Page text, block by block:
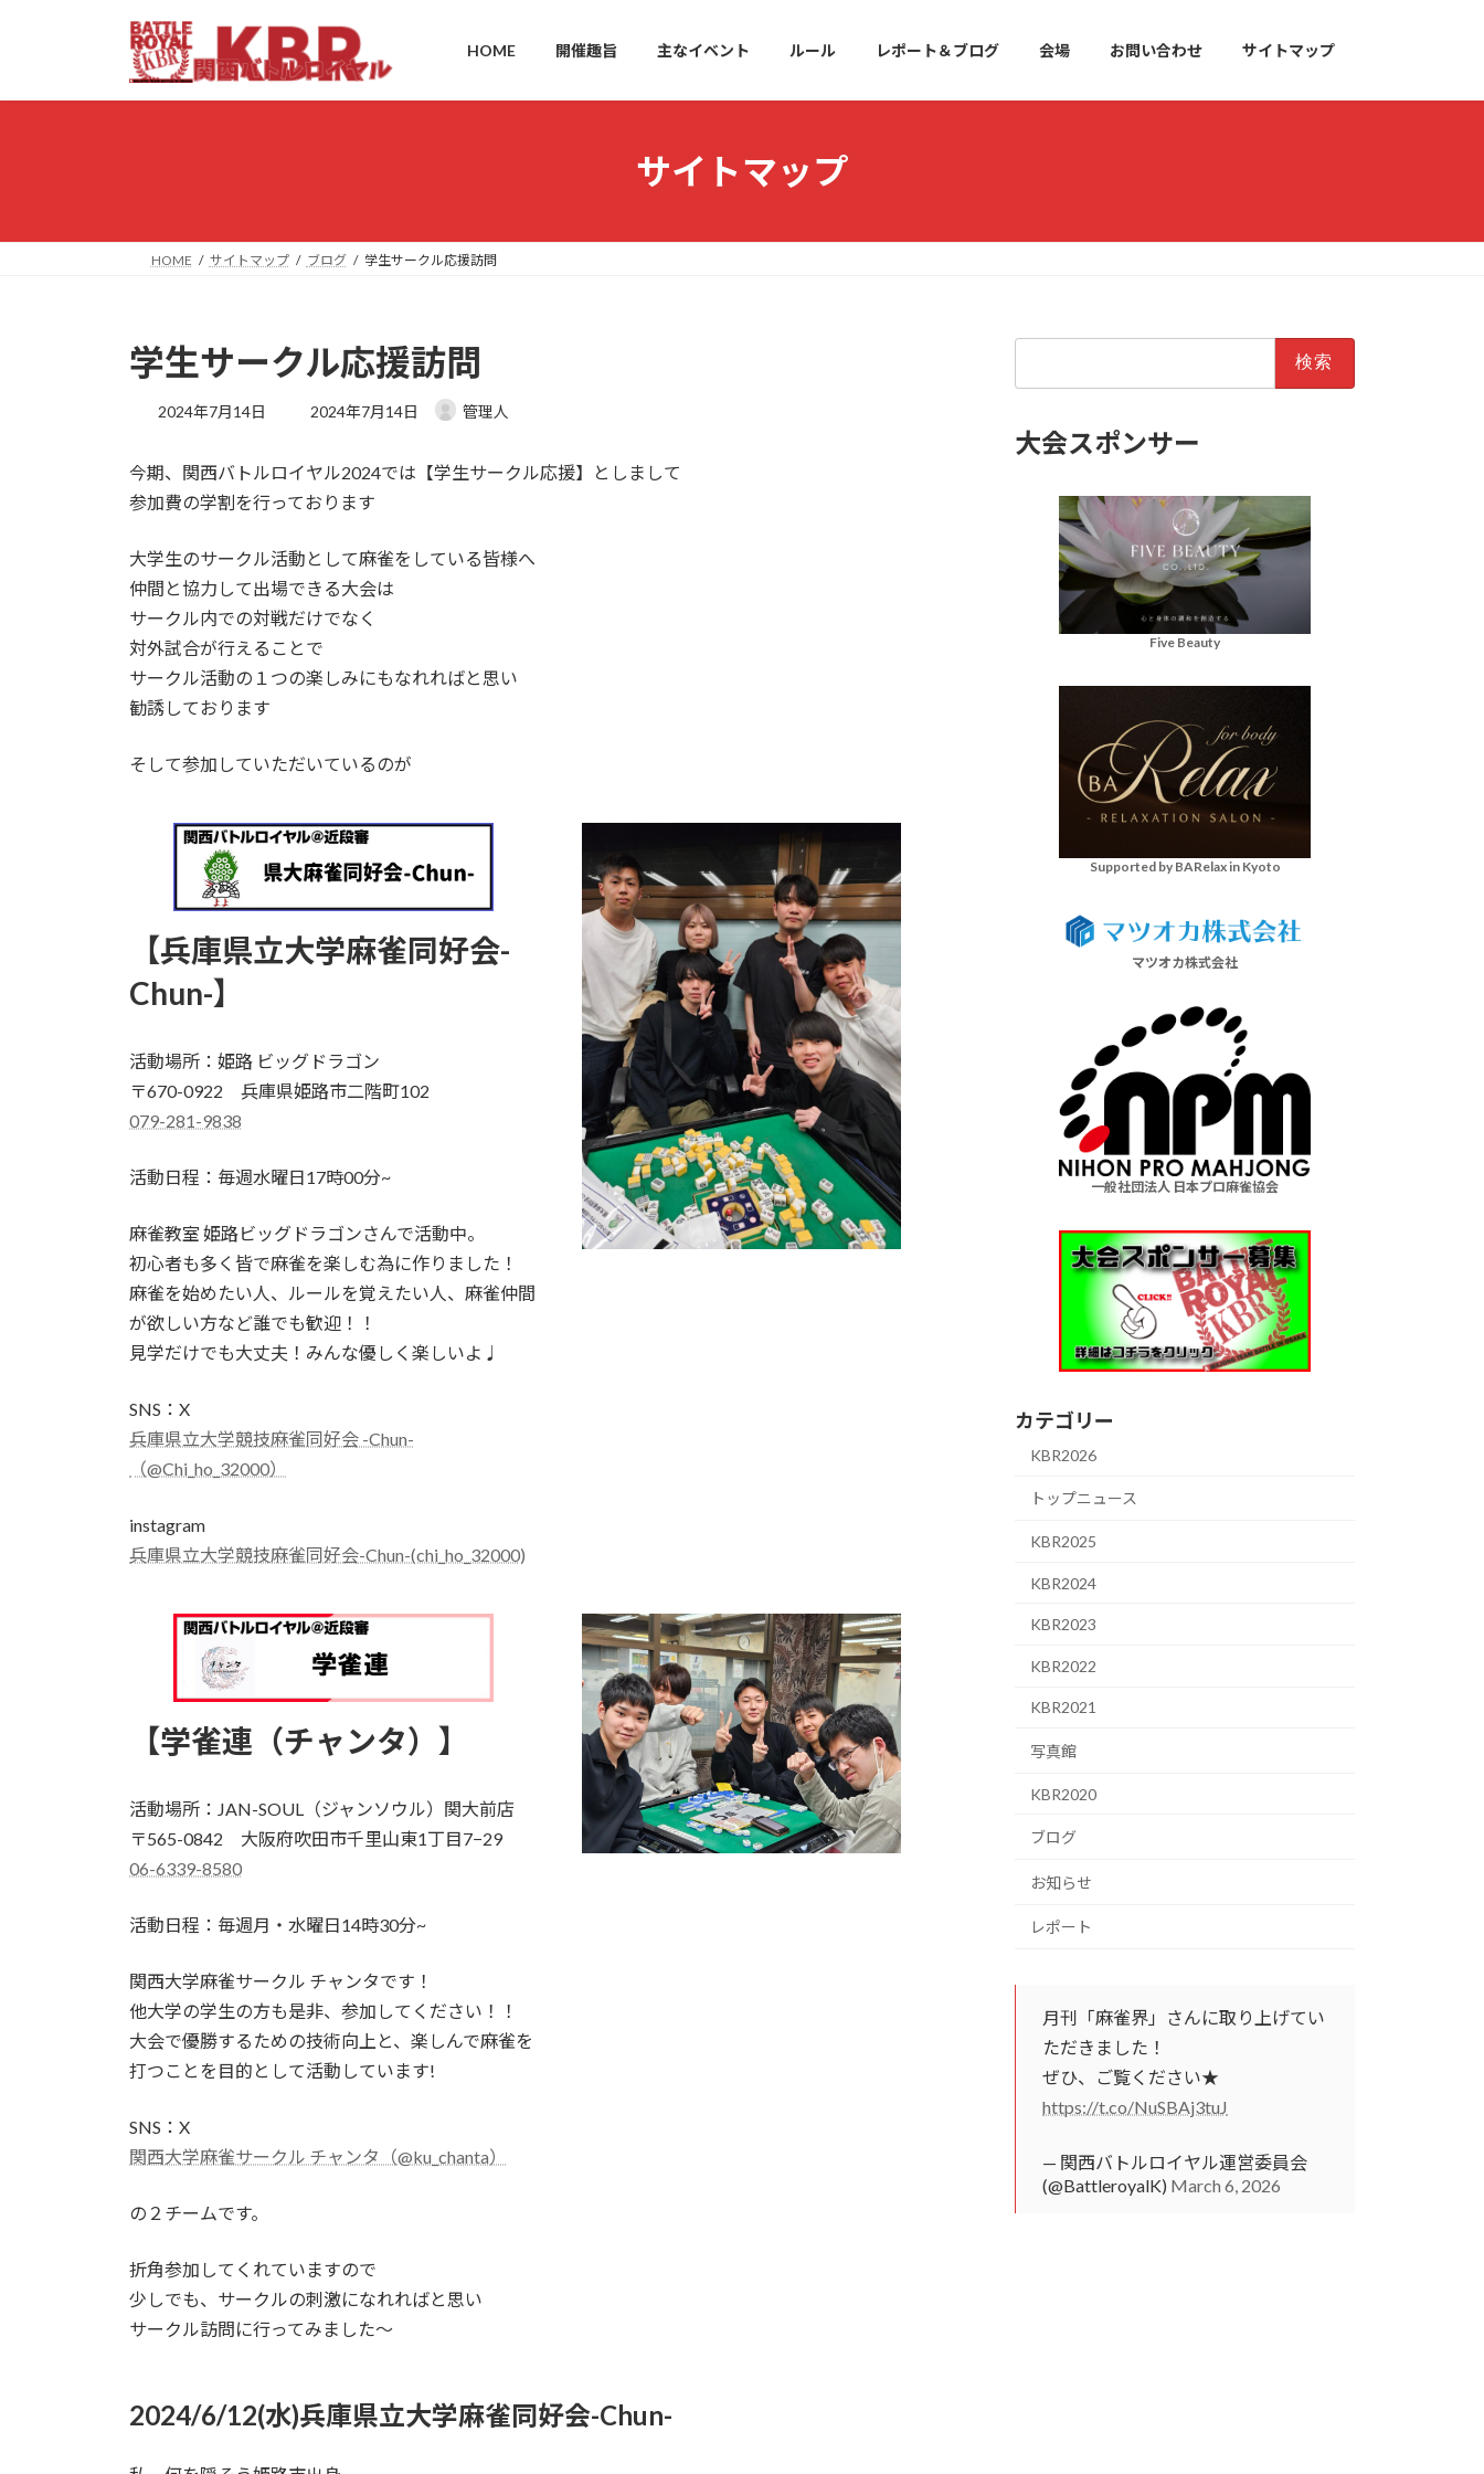
HOME 開催趣旨 主なイベント ルール レポート＆ブログ 会場 お問い合わせ サイトマップ
サイトマップ
HOME サイトマップ ブログ 学生サークル応援訪問
学生サークル応援訪問
2024年7月14日
最
新
日
時
2024年7月14日 管理人
今期、関西バトルロイヤル2024では【学生サークル応援】としまして
参加費の学割を行っております
大学生のサークル活動として麻雀をしている皆様へ
仲間と協力して出場できる大会は
サークル内での対戦だけでなく
対外試合が行えることで
サークル活動の１つの楽しみにもなれればと思い
勧誘しております
そして参加していただいているのが
【兵庫県立大学麻雀同好会-
Chun-】
活動場所：姫路 ビッグドラゴン
〒670-0922 兵庫県姫路市二階町102
079-281-9838
活動日程：毎週水曜日17時00分~
麻雀教室 姫路ビッグドラゴンさんで活動中。
初心者も多く皆で麻雀を楽しむ為に作りました！
麻雀を始めたい人、ルールを覚えたい人、麻雀仲間
が欲しい方など誰でも歓迎！！
見学だけでも大丈夫！みんな優しく楽しいよ♩
SNS：X
兵庫県立大学競技麻雀同好会 -Chun-
（@Chi_ho_32000）
instagram
兵庫県立大学競技麻雀同好会-Chun-(chi_ho_32000)
【学雀連（チャンタ）】
活動場所：JAN-SOUL（ジャンソウル）関大前店
〒565-0842 大阪府吹田市千里山東1丁目7−29
06-6339-8580
活動日程：毎週月・水曜日14時30分~
関西大学麻雀サークル チャンタです！
他大学の学生の方も是非、参加してください！！
大会で優勝するための技術向上と、楽しんで麻雀を
打つことを目的として活動しています!
SNS：X
関西大学麻雀サークル チャンタ（@ku_chanta）
の２チームです。
折角参加してくれていますので
少しでも、サークルの刺激になれればと思い
サークル訪問に行ってみました～
2024/6/12(水)兵庫県立大学麻雀同好会-Chun-
大会スポンサー
Five Beauty
Supported by BARelax in Kyoto
マツオカ株式会社
一般社団法人 日本プロ麻雀協会
カテゴリー
KBR2026
トップニュース
KBR2025
KBR2024
KBR2023
KBR2022
KBR2021
写真館
KBR2020
ブログ
お知らせ
レポート
月刊「麻雀界」さんに取り上げてい
ただきました！
ぜひ、ご覧ください★
https://t.co/NuSBAj3tuJ
— 関西バトルロイヤル運営委員会
(@BattleroyalK) March 6, 2026